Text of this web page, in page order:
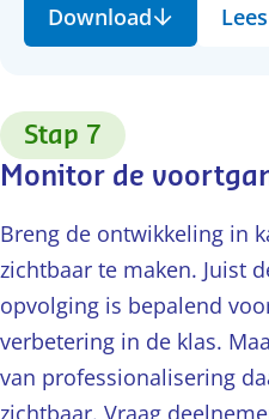
Download
Stap 7
Monitor de
Breng de ontwikkeling in
zichtbaar te maken. Juist
opvolging is bepalend
verbetering in de klas.
van professionalisering
zichtbaar. Vraag